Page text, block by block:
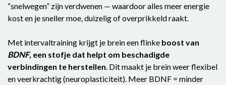
“snelwegen” zijn verdwenen — waardoor alles meer energie
kost en je sneller moe, duizelig of overprikkeld raakt.
Met intervaltraining krijgt je brein een flinke boost van
BDNF, een stofje dat helpt om beschadigde
verbindingen te herstellen . Dit maakt je brein weer flexibel
en veerkrachtig (neuroplasticiteit). Meer BDNF = minder